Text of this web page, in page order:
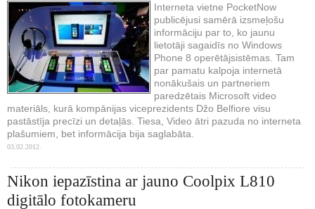
Interneta vietne PocketNow
publicējusi samērā izsmeļošu
informāciju par to, ko jaunu
lietotāji sagaidīs no Windows
Phone 8 operētājsistēmas. Tam
par pamatu kalpoja internetā
nonākušais un partneriem
paredzētais Microsoft video
materiāls, kurā kompānijas viceprezidents Džo Belfiore visu
pastāstīja precīzi un detaļās. Tiesa, Video ātri pazuda no interneta
plašumiem, bet informācija bija saglabāta.
03.02.2012.
Nikon iepazīstina ar jauno Coolpix L810
digitālo fotokameru